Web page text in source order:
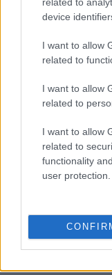
device
I want to allow
related to
I want to allow
related to
I want to allow
related to
functionality
user protection.
À lire aussi